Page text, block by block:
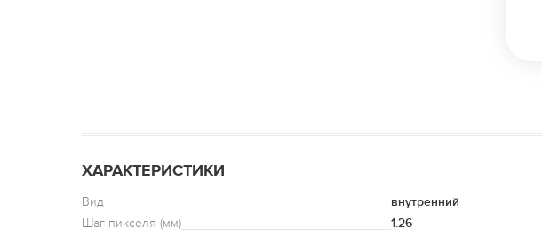
ХАРАКТЕРИСТИКИ
Вид
внутренний
Шаг пикселя (мм)
1.26